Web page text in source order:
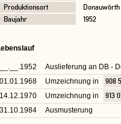
Produktionsort
Donauwörth
Baujahr
1952
__.__.1952
Auslieferung an DB -
01.01.1968
Umzeichnung in
908
14.12.1970
Umzeichnung in
913
31.10.1984
Ausmusterung